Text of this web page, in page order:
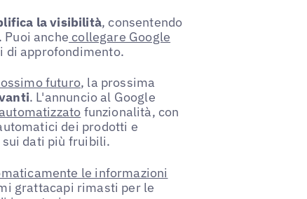
la visibilità, consentendo
anche collegare Google
di approfondimento.
futuro, la prossima
. L'annuncio al Google
funzionalità, con
dei prodotti e
dati più fruibili.
le informazioni
grattacapi rimasti per le